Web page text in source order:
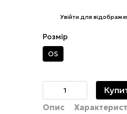
Увійти для
Розмір
OS
Опис